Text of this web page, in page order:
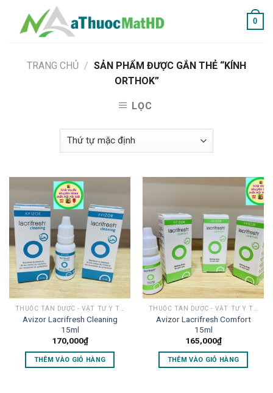
content
0
TRANG CHỦ / SẢN PHẨM ĐƯỢC GẮN THẺ “KÍNH
ORTHOK”
LỌC
Avizor Lacrifresh Cleaning
15ml
170,000₫
THÊM VÀO GIỎ HÀNG
Avizor Lacrifresh Comfort
15ml
165,000₫
THÊM VÀO GIỎ HÀNG